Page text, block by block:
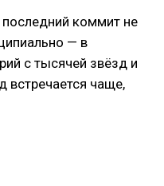
коммит не
— в
с тысячей звёзд и
встречается чаще,